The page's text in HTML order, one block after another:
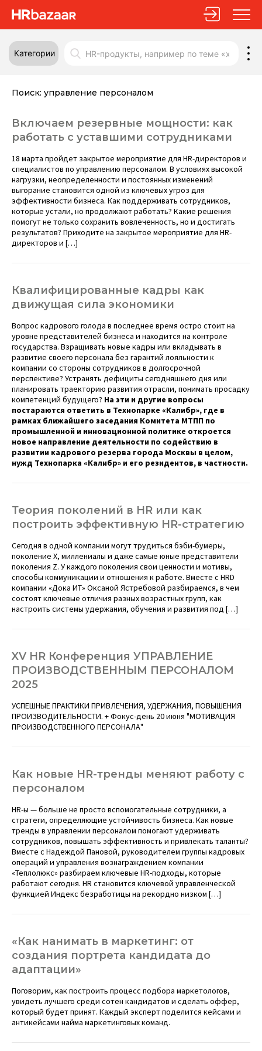
Категории
Поиск: управление персоналом
Включаем резервные мощности: как
работать с уставшими сотрудниками
18 марта пройдет закрытое мероприятие для HR-директоров и
специалистов по управлению персоналом. В условиях высокой
нагрузки, неопределенности и постоянных изменений
выгорание становится одной из ключевых угроз для
эффективности бизнеса. Как поддерживать сотрудников,
которые устали, но продолжают работать? Какие решения
помогут не только сохранить вовлеченность, но и достигать
результатов? Приходите на закрытое мероприятие для HR-
директоров и […]
Квалифицированные кадры как
движущая сила экономики
Вопрос кадрового голода в последнее время остро стоит на
уровне представителей бизнеса и находится на контроле
государства. Взращивать новые кадры или вкладывать в
развитие своего персонала без гарантий лояльности к
компании со стороны сотрудников в долгосрочной
перспективе? Устранять дефициты сегодняшнего дня или
планировать траекторию развития отрасли, понимать просадку
компетенций будущего? На эти и другие вопросы
постараются ответить в Технопарке «Калибр», где в
рамках ближайшего заседания Комитета МТПП по
промышленной и инновационной политике откроется
новое направление деятельности по содействию в
развитии кадрового резерва города Москвы в целом,
нужд Технопарка «Калибр» и его резидентов, в частности.
Теория поколений в HR или как
построить эффективную HR-стратегию
Сегодня в одной компании могут трудиться бэби-бумеры,
поколение X, миллениалы и даже самые юные представители
поколения Z. У каждого поколения свои ценности и мотивы,
способы коммуникации и отношения к работе. Вместе с HRD
компании «Дока ИТ» Оксаной Ястребовой разбираемся, в чем
состоят ключевые отличия разных возрастных групп, как
настроить системы удержания, обучения и развития под […]
XV HR Конференция УПРАВЛЕНИЕ
ПРОИЗВОДСТВЕННЫМ ПЕРСОНАЛОМ
2025
УСПЕШНЫЕ ПРАКТИКИ ПРИВЛЕЧЕНИЯ, УДЕРЖАНИЯ, ПОВЫШЕНИЯ
ПРОИЗВОДИТЕЛЬНОСТИ. + Фокус-день 20 июня "МОТИВАЦИЯ
ПРОИЗВОДСТВЕННОГО ПЕРСОНАЛА"
Как новые HR-тренды меняют работу с
персоналом
HR-ы — больше не просто вспомогательные сотрудники, а
стратеги, определяющие устойчивость бизнеса. Как новые
тренды в управлении персоналом помогают удерживать
сотрудников, повышать эффективность и привлекать таланты?
Вместе с Надеждой Пановой, руководителем группы кадровых
операций и управления вознаграждением компании
«Теплолюкс» разбираем ключевые HR-подходы, которые
работают сегодня. HR становится ключевой управленческой
функцией Индекс безработицы на рекордно низком […]
«Как нанимать в маркетинг: от
создания портрета кандидата до
адаптации»
Поговорим, как построить процесс подбора маркетологов,
увидеть лучшего среди сотен кандидатов и сделать оффер,
который будет принят. Каждый эксперт поделится кейсами и
антикейсами найма маркетинговых команд.